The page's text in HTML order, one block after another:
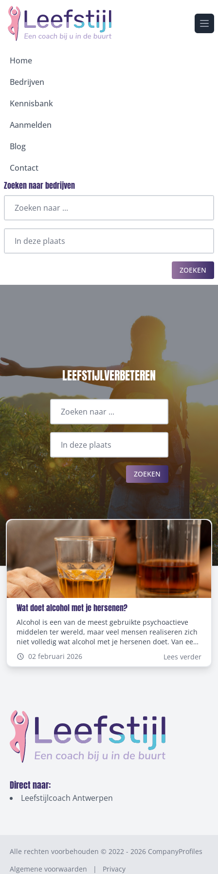
Home
Bedrijven
Kennisbank
Aanmelden
Blog
Contact
Zoeken naar bedrijven
ZOEKEN
LEEFSTIJLVERBETEREN
ZOEKEN
Wat doet alcohol met je hersenen?
Alcohol is een van de meest gebruikte psychoactieve
middelen ter wereld, maar veel mensen realiseren zich
niet volledig wat alcohol met je hersenen doet. Van een
gezellig drankje op een feestje tot langdurig gebruik, de
effecten van alcohol zijn diepgaand en kunnen zowel
tijdelijk als blijvend zijn. In deze blog leggen we uit hoe
02 februari 2026 Lees verder
Direct naar:
Leefstijlcoach Antwerpen
Alle rechten voorbehouden © 2022 - 2026 CompanyProfiles
Algemene voorwaarden
| Privacy